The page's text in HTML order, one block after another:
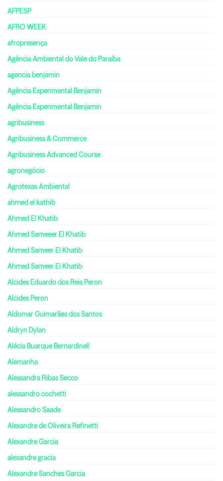
AFPESP
AFRO WEEK
afropresença
Agência Ambiental do Vale do Paraíba
agencia benjamin
Agência Experimental Benjamin
Agência Experimental Benjamin
agribusiness
Agribusiness & Commerce
Agribusiness Advanced Course
agronegócio
Agrotexas Ambiental
ahmed el kathib
Ahmed El Khatib
Ahmed Sameeer El Khatib
Ahmed Sameer El Khatib
Ahmed Sameer El Khatib
Alcides Eduardo dos Reis Peron
Alcides Peron
Aldomar Guimarães dos Santos
Aldryn Dylan
Alécia Buarque Bernardinell
Alemanha
Alessandra Ribas Secco
alessandro cochetti
Alessandro Saade
Alexandre de Oliveira Refinetti
Alexandre Garcia
alexandre gracia
Alexandre Sanches Garcia